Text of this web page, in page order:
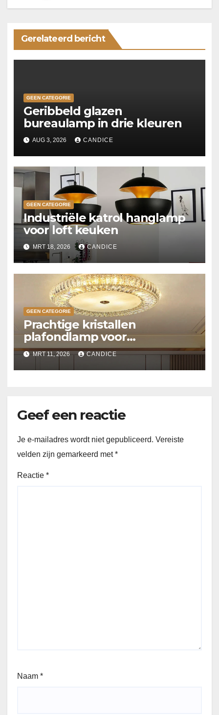
Gerelateerd bericht
GEEN CATEGORIE
Geribbeld glazen
bureaulamp in drie kleuren
AUG 3, 2026 CANDICE
GEEN CATEGORIE
Industriële katrol hanglamp
voor loft keuken
MRT 18, 2026 CANDICE
GEEN CATEGORIE
Prachtige kristallen
plafondlamp voor
slaapkamer
MRT 11, 2026 CANDICE
Geef een reactie
Je e-mailadres wordt niet gepubliceerd. Vereiste
velden zijn gemarkeerd met*
Reactie *
Naam *